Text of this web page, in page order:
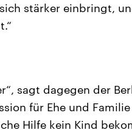
stärker einbringt,
sagt dagegen der
für Ehe und
Hilfe kein Kind